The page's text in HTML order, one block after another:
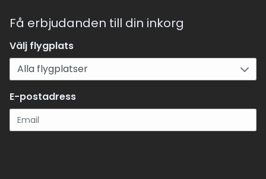
Få erbjudanden till din inkorg
Välj flygplats
E-postadress